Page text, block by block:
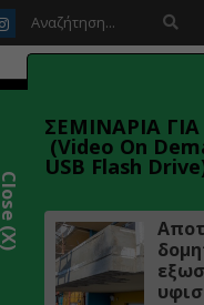
ΣΕΜΙΝΑΡΙΑ
(Video On
USB Flash
Close (X)